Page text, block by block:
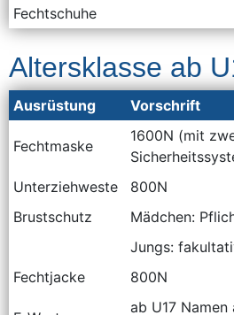
Fechtschuhe
Altersklasse ab
Ausrüstung Vorschrift
Fechtmaske
1600N (mit
Unterziehweste
800N
Brustschutz
Mädchen:
Jungs:
Fechtjacke
800N
ab U17